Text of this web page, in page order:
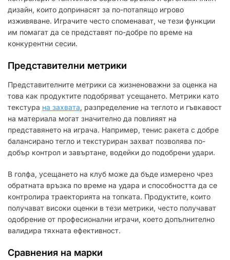
дизайн, които допринасят за по-потапящо игрово
изживяване. Играчите често споменават, че тези функции
им помагат да се представят по-добре по време на
конкурентни сесии.
Представителни метрики
Представителните метрики са жизненоважни за оценка на
това как продуктите подобряват усещането. Метрики като
текстура на захвата, разпределение на теглото и гъвкавост
на материала могат значително да повлияят на
представянето на играча. Например, тенис ракета с добре
балансирано тегло и текстуриран захват позволява по-
добър контрол и завъртане, водейки до подобрени удари.
В голфа, усещането на клуб може да бъде измерено чрез
обратната връзка по време на удара и способността да се
контролира траекторията на топката. Продуктите, които
получават високи оценки в тези метрики, често получават
одобрение от професионални играчи, което допълнително
валидира тяхната ефективност.
Сравнения на марки